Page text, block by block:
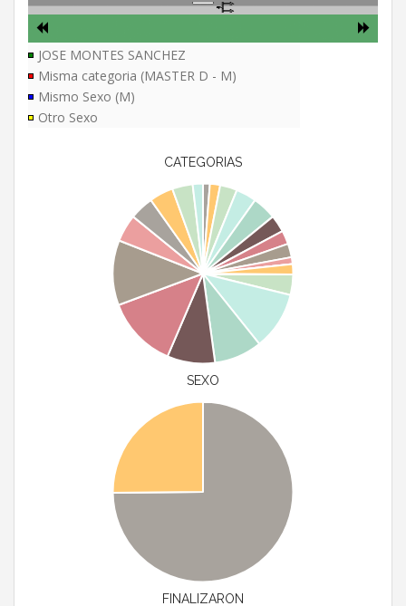
JOSE MONTES SANCHEZ
Misma categoria (MASTER D - M)
Mismo Sexo (M)
Otro Sexo
CATEGORIAS
SEXO
FINALIZARON